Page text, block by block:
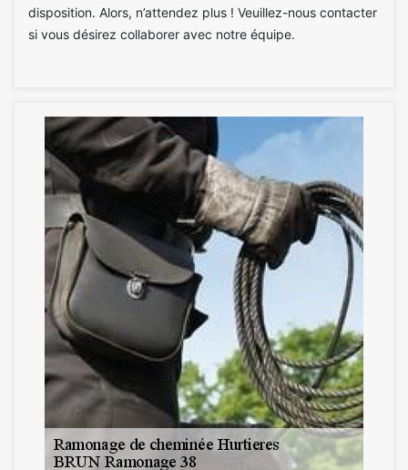
disposition. Alors, n’attendez plus ! Veuillez-nous contacter
si vous désirez collaborer avec notre équipe.